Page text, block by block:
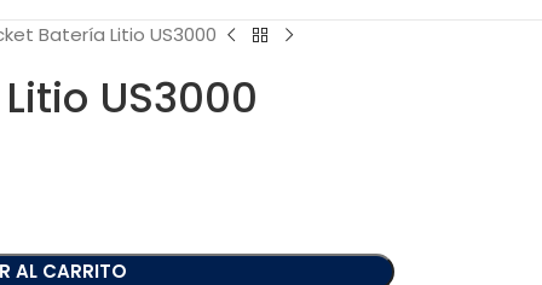
Batería Litio US3000
US3000
AL CARRITO